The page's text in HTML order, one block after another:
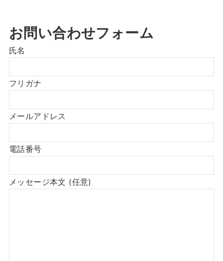
お問い合わせフォーム
氏名
フリガナ
メールアドレス
電話番号
メッセージ本文 (任意)